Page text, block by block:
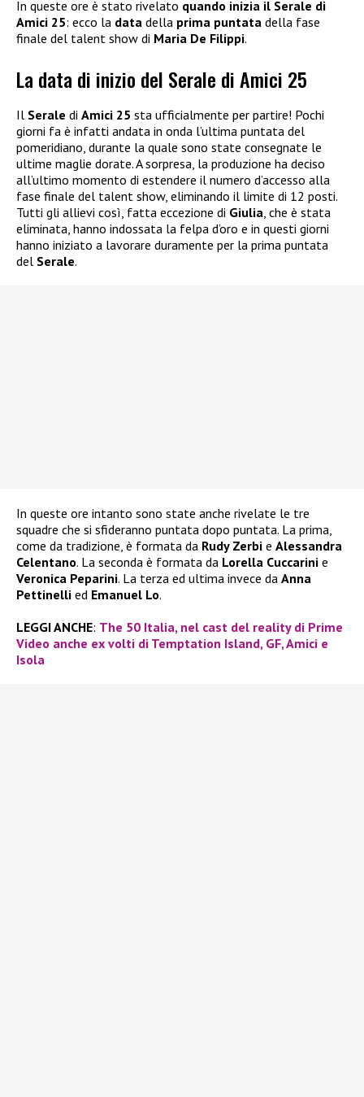
In queste ore è stato rivelato quando inizia il Serale di
Amici 25: ecco la data della prima puntata della fase
finale del talent show di Maria De Filippi.
La data di inizio del Serale di Amici 25
Il Serale di Amici 25 sta ufficialmente per partire! Pochi
giorni fa è infatti andata in onda l’ultima puntata del
pomeridiano, durante la quale sono state consegnate le
ultime maglie dorate. A sorpresa, la produzione ha deciso
all’ultimo momento di estendere il numero d’accesso alla
fase finale del talent show, eliminando il limite di 12 posti.
Tutti gli allievi così, fatta eccezione di Giulia, che è stata
eliminata, hanno indossata la felpa d’oro e in questi giorni
hanno iniziato a lavorare duramente per la prima puntata
del Serale.
In queste ore intanto sono state anche rivelate le tre
squadre che si sfideranno puntata dopo puntata. La prima,
come da tradizione, è formata da Rudy Zerbi e Alessandra
Celentano. La seconda è formata da Lorella Cuccarini e
Veronica Peparini. La terza ed ultima invece da Anna
Pettinelli ed Emanuel Lo.
LEGGI ANCHE: The 50 Italia, nel cast del reality di Prime
Video anche ex volti di Temptation Island, GF, Amici e
Isola